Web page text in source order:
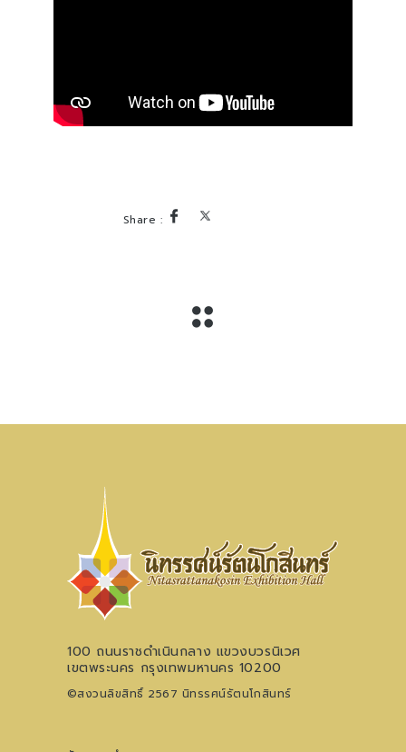
100 ถนนราชดำเนินกลาง แขวงบวรนิเวศ
เขตพระนคร กรุงเทพมหานคร 10200
©สงวนลิขสิทธิ์ 2567 นิทรรศน์รัตนโกสินทร์